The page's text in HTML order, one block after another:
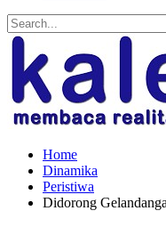
Home
Dinamika
Peristiwa
Didorong